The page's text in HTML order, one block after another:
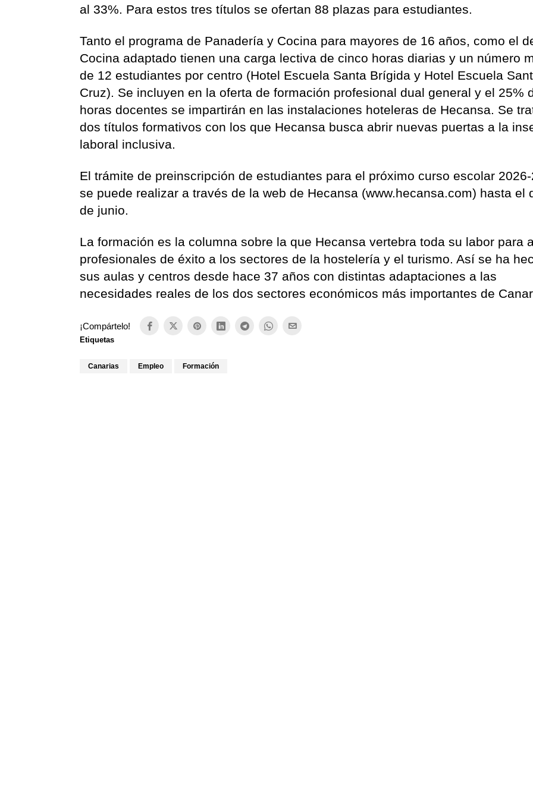
al 33%. Para estos tres títulos se ofertan 88 plazas para estudiantes.
Tanto el programa de Panadería y Cocina para mayores de 16 años, como el
Cocina adaptado tienen una carga lectiva de cinco horas diarias y un número
de 12 estudiantes por centro (Hotel Escuela Santa Brígida y Hotel Escuela
Cruz). Se incluyen en la oferta de formación profesional dual general y el 25%
horas docentes se impartirán en las instalaciones hoteleras de Hecansa. Se
dos títulos formativos con los que Hecansa busca abrir nuevas puertas a la
laboral inclusiva.
El trámite de preinscripción de estudiantes para el próximo curso escolar
se puede realizar a través de la web de Hecansa (www.hecansa.com) hasta el
de junio.
La formación es la columna sobre la que Hecansa vertebra toda su labor para
profesionales de éxito a los sectores de la hostelería y el turismo. Así se ha
sus aulas y centros desde hace 37 años con distintas adaptaciones a las
necesidades reales de los dos sectores económicos más importantes de
¡Compártelo!
Etiquetas
Canarias Empleo Formación